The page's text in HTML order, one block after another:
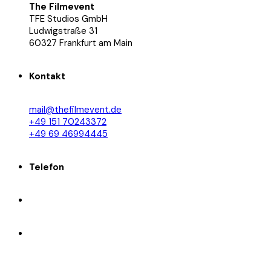
The Filmevent
TFE Studios GmbH
Ludwigstraße 31
60327 Frankfurt am Main
Kontakt
mail@thefilmevent.de
+49 151 70243372
+49 69 46994445
Telefon